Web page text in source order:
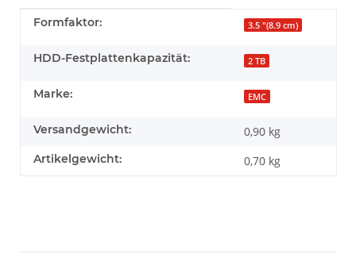
Produkteigenschaft
Wert
Formfaktor: 3.5 "(8.9 cm)
HDD-Festplattenkapazität: 2 TB
Marke: EMC
Versandgewicht: 0,90 kg
Artikelgewicht: 0,70 kg